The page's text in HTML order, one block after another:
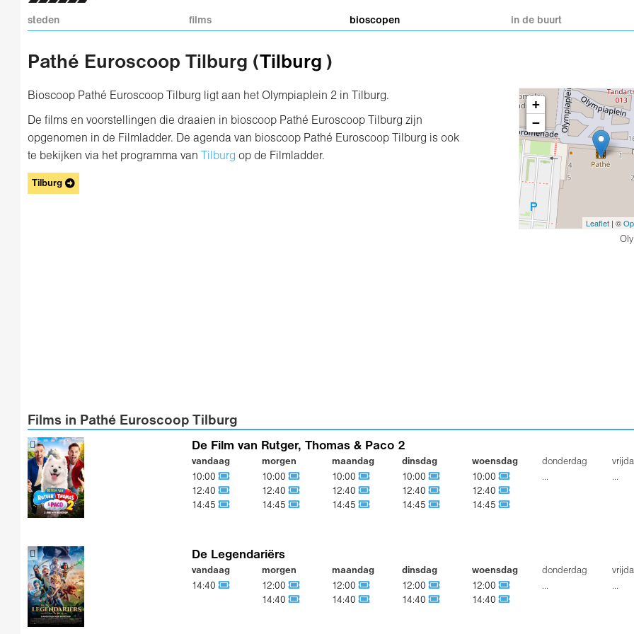
steden films bioscopen in de buurt
Pathé Euroscoop Tilburg ( Tilburg )
Bioscoop Pathé Euroscoop Tilburg ligt aan het Olympiaplein 2 in Tilburg.
De films en voorstellingen die draaien in bioscoop Pathé Euroscoop Tilburg zijn
opgenomen in de Filmladder. De agenda van bioscoop Pathé Euroscoop Tilburg is ook
te bekijken via het programma van
Tilburg op de Filmladder.
Tilburg
+
−
Leaflet | ©
Films in Pathé Euroscoop Tilburg
De Film van Rutger, Thomas & Paco 2
vandaag
10:00
12:40
14:45
morgen
10:00
12:40
14:45
maandag
10:00
12:40
14:45
dinsdag
10:00
12:40
14:45
woensdag
10:00
12:40
14:45
donderdag
...
...
De Legendariërs
vandaag
14:40
morgen
12:00
14:40
maandag
12:00
14:40
dinsdag
12:00
14:40
woensdag
12:00
14:40
donderdag
...
...